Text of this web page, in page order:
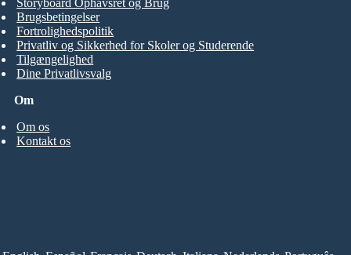
Om
Om os
Kontakt os
Storyboard Ophavsret og Brug
Brugsbetingelser
Fortrolighedspolitik
Privatliv og Sikkerhed for Skoler og Studerende
Tilgængelighed
Dine Privatlivsvalg